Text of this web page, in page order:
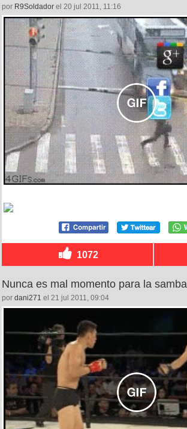
por R9Soldador el 20 jul 2011, 11:16
1072
Nunca es mal momento para la samba
por dani271 el 21 jul 2011, 09:04